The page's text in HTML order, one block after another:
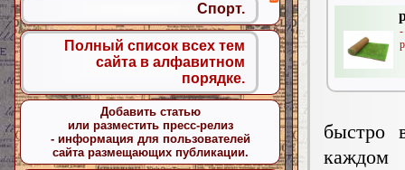
быстро
каждом
Спорт.
Полный список всех тем
сайта в алфавитном
порядке.
Добавить статью
или разместить пресс-релиз
- информация для пользователей
сайта размещающих публикации.